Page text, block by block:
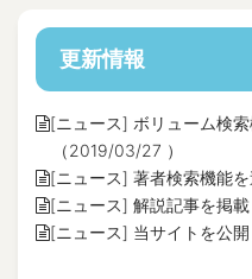
更新情報
[ニュース] ボリューム検
（2019/03/27 ）
[ニュース] 著者検索機能
[ニュース] 解説記事を掲
[ニュース] 当サイトを公